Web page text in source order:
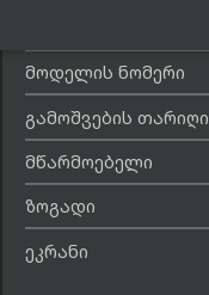
მოდელის ნომერი
გამოშვების თარიღი
მწარმოებელი
ზოგადი
ეკრანი